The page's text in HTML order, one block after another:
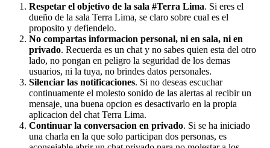
Respetar el objetivo de la sala #Terra Lima. Si eres el
dueño de la sala Terra Lima, se claro sobre cual es el
proposito y defiendelo.
No compartas informacion personal, ni en sala, ni en
privado. Recuerda es un chat y no sabes quien esta del otro
lado, no pongan en peligro la seguridad de los demas
usuarios, ni la tuya, no brindes datos personales.
Silenciar las notificaciones. Si no deseas escuchar
continuamente el molesto sonido de las alertas al recibir un
mensaje, una buena opcion es desactivarlo en la propia
aplicacion del chat Terra Lima.
Continuar la conversacion en privado. Si se ha iniciado
una charla en la que solo participan dos personas, es